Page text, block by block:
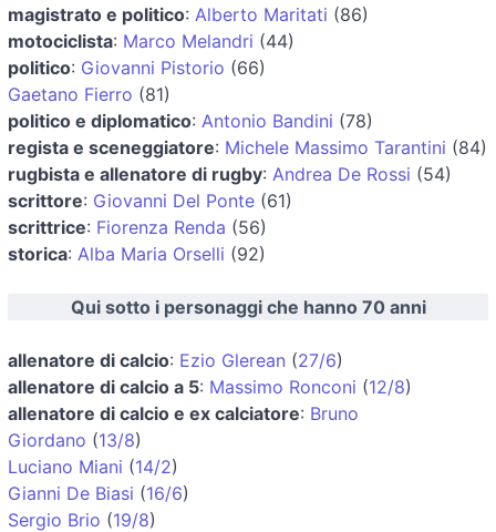
magistrato e politico: Alberto Maritati (86)
motociclista: Marco Melandri (44)
politico: Giovanni Pistorio (66)
Gaetano Fierro (81)
politico e diplomatico: Antonio Bandini (78)
regista e sceneggiatore: Michele Massimo Tarantini (84)
rugbista e allenatore di rugby: Andrea De Rossi (54)
scrittore: Giovanni Del Ponte (61)
scrittrice: Fiorenza Renda (56)
storica: Alba Maria Orselli (92)
Qui sotto i personaggi che hanno 70 anni
allenatore di calcio: Ezio Glerean (27/6)
allenatore di calcio a 5: Massimo Ronconi (12/8)
allenatore di calcio e ex calciatore: Bruno
Giordano (13/8)
Luciano Miani (14/2)
Gianni De Biasi (16/6)
Sergio Brio (19/8)